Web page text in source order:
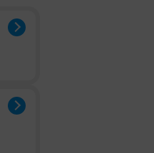
にし
達と
そう